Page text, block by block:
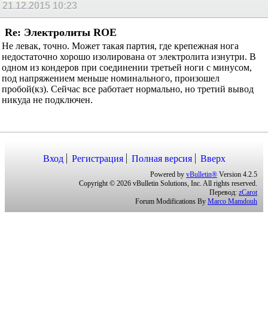
21.12.2015
Re: Электролиты ROE
Не левак, точно. Может такая партия, где крепежная нога
недостаточно хорошо изолирована от электролита изнутри. В
одном из кондеров при соединении третьей ноги с минусом,
под напряжением меньше номинального, произошел
пробой(кз). Сейчас все работает нормально, но третий вывод
никуда не подключен.
Вход Регистрация Полная версия Вверх
Powered by vBulletin® Version 4.2.5
Copyright © 2026 vBulletin Solutions, Inc. All rights reserved.
Перевод: zCarot
Forum Modifications By Marco Mamdouh